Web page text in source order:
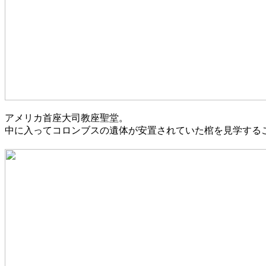
アメリカ首座大司教座聖堂。
中に入ってコロンブスの遺体が安置されていた棺を見学する